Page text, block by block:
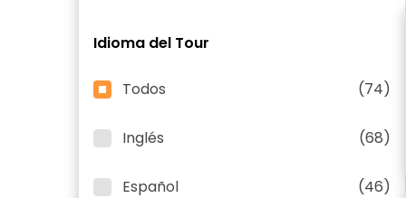
Idioma del Tour
Todos (74)
Inglés (68)
Español (46)